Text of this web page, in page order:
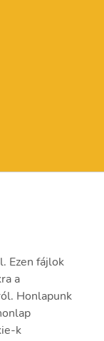
Ezen fájlok
a
Honlapunk
k